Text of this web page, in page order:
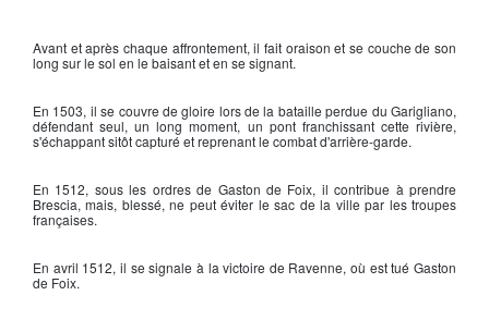
Avant et après chaque affrontement, il fait oraison et se couche de son
long sur le sol en le baisant et en se signant.
En 1503, il se couvre de gloire lors de la bataille perdue du Garigliano,
défendant seul, un long moment, un pont franchissant cette rivière,
s'échappant sitôt capturé et reprenant le combat d'arrière-garde.
En 1512, sous les ordres de Gaston de Foix, il contribue à prendre
Brescia, mais, blessé, ne peut éviter le sac de la ville par les troupes
françaises.
En avril 1512, il se signale à lavictoire de Ravenne, où est tuéGaston
de Foix.